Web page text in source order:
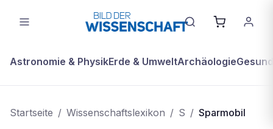
Astronomie & PhysikErde & UmweltArchäologie
Startseite / Wissenschaftslexikon / S / Sparmobil